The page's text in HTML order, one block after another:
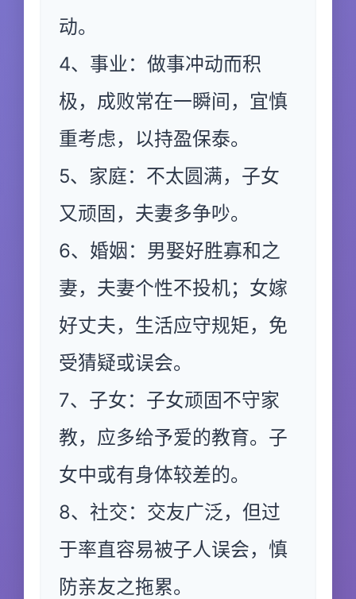
动。
4、事业：做事冲动而积
极，成败常在一瞬间，宜慎
重考虑，以持盈保泰。
5、家庭：不太圆满，子女
又顽固，夫妻多争吵。
6、婚姻：男娶好胜寡和之
妻，夫妻个性不投机；女嫁
好丈夫，生活应守规矩，免
受猜疑或误会。
7、子女：子女顽固不守家
教，应多给予爱的教育。子
女中或有身体较差的。
8、社交：交友广泛，但过
于率直容易被子人误会，慎
防亲友之拖累。